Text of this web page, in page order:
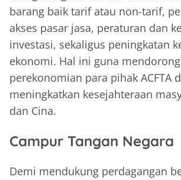
barang baik tarif atau non-tarif,
akses pasar jasa, peraturan dan
investasi, sekaligus peningkatan
ekonomi. Hal ini guna
perekonomian para pihak ACFTA
meningkatkan kesejahteraan
dan Cina.
Campur Tangan Negara
Demi mendukung perdagangan